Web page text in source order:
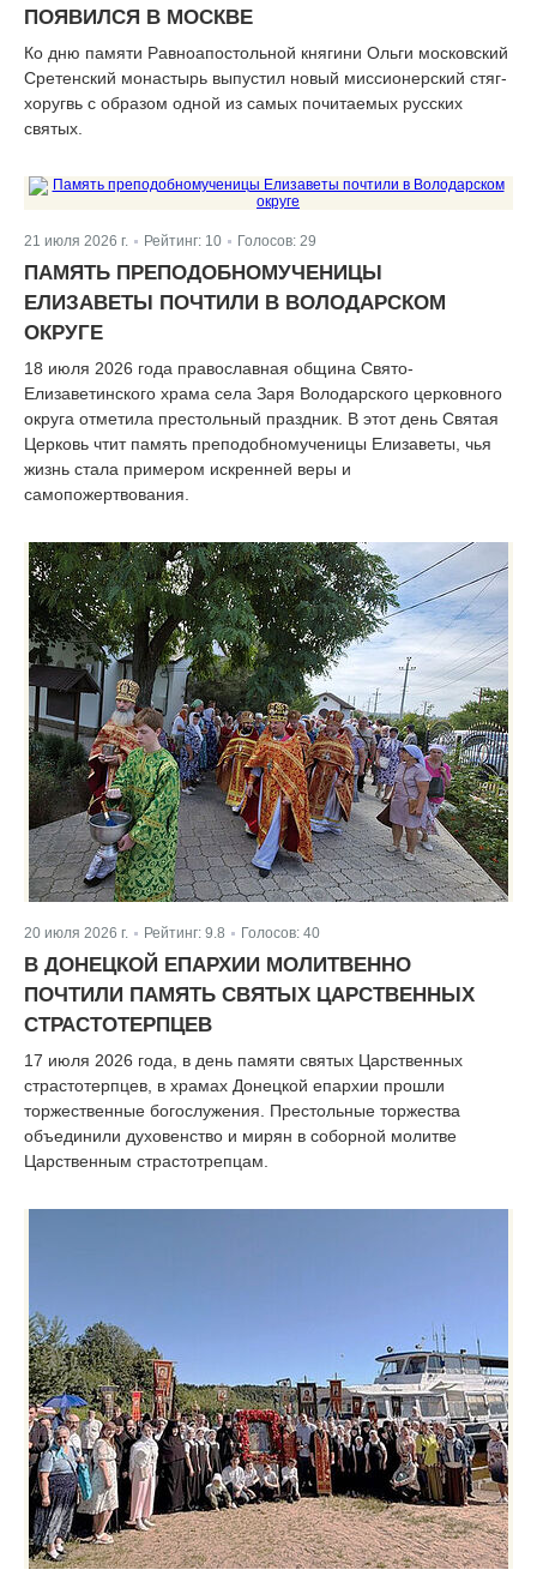
ПОЯВИЛСЯ В МОСКВЕ
Ко дню памяти Равноапостольной княгини Ольги московский
Сретенский монастырь выпустил новый миссионерский стяг-
хоругвь с образом одной из самых почитаемых русских
святых.
21 июля 2026 г. | Рейтинг: 10 Голосов: 29
ПАМЯТЬ ПРЕПОДОБНОМУЧЕНИЦЫ
ЕЛИЗАВЕТЫ ПОЧТИЛИ В ВОЛОДАРСКОМ
ОКРУГЕ
18 июля 2026 года православная община Свято-
Елизаветинского храма села Заря Володарского церковного
округа отметила престольный праздник. В этот день Святая
Церковь чтит память преподобномученицы Елизаветы, чья
жизнь стала примером искренней веры и
самопожертвования.
20 июля 2026 г. Рейтинг: 9.8 Голосов: 40
В ДОНЕЦКОЙ ЕПАРХИИ МОЛИТВЕННО
ПОЧТИЛИ ПАМЯТЬ СВЯТЫХ ЦАРСТВЕННЫХ
СТРАСТОТЕРПЦЕВ
17 июля 2026 года, в день памяти святых Царственных
страстотерпцев, в храмах Донецкой епархии прошли
торжественные богослужения. Престольные торжества
объединили духовенство и мирян в соборной молитве
Царственным страстотрепцам.